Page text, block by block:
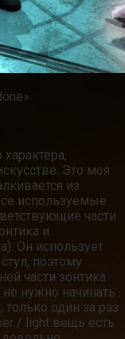
Это моя
из
используемые
части
и
Он использует
поэтому
части зонтика
нужно начинать
только один за раз
/ light вещь есть